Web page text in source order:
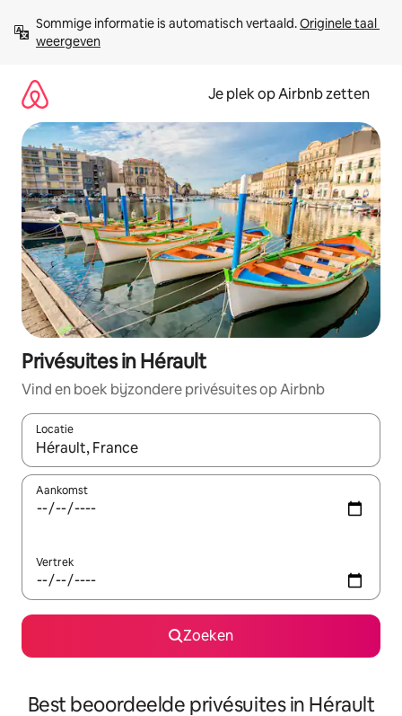
direct
naar
Sommige informatie is automatisch vertaald. Originele taal
weergeven
Je plek op Airbnb zetten
Privésuites in Hérault
Vind en boek bijzondere privésuites op Airbnb
Locatie
Wanneer er resultaten beschikbaar zijn, maak je een keuze
Aankomst
Vertrek
Zoeken
Best beoordeelde privésuites in Hérault